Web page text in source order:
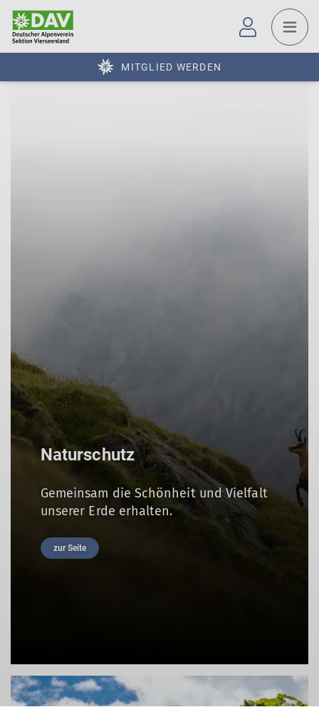
MITGLIED WERDEN
Naturschutz
Gemeinsam die Schönheit und Vielfalt
unserer Erde erhalten.
zur Seite